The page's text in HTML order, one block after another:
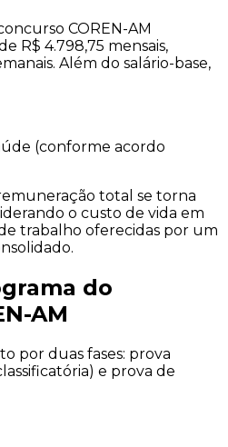
COREN-AM
R$ 4.798,75 mensais,
Além do salário-base,
(conforme acordo
total se torna
o custo de vida em
trabalho oferecidas por um
do
AM
por duas fases: prova
e prova de